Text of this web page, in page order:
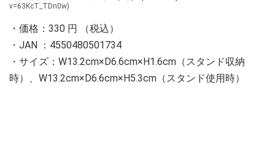
v=63KcT_TDn0w)
・価格：330 円 （税込）
・JAN ：4550480501734
・サイズ：W13.2cm×D6.6cm×H1.6cm（スタンド収納
時）、W13.2cm×D6.6cm×H5.3cm（スタンド使用時）